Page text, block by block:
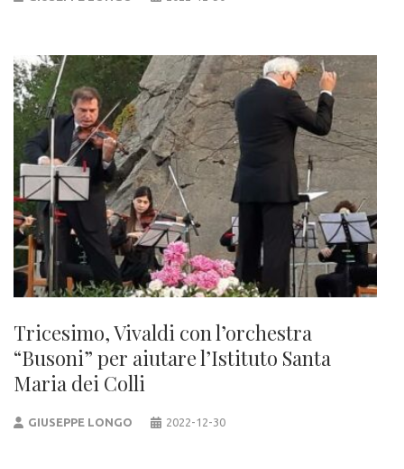
Tricesimo, Vivaldi con l’orchestra
“Busoni” per aiutare l’Istituto Santa
Maria dei Colli
GIUSEPPE LONGO 2022-12-30